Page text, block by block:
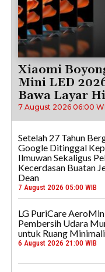
Xiaomi
Mini LED
Bawa Layar
7 August 2026 06:00
Setelah 27 Tahun
Google Ditinggal
Ilmuwan Sekaligus
Kecerdasan Buatan
Dean
7 August 2026 05:00 WIB
LG PuriCare
Pembersih Udara
untuk Ruang
6 August 2026 21:00 WIB